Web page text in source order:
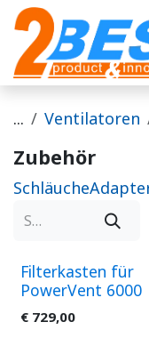
Zum Inhalt springen
... Ventilatoren
Zubehör
Schläuche
Filterkasten für
PowerVent 6000
€ 729,00